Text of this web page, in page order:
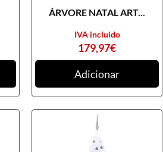
ÁRVORE NATAL ART...
179,97€
IVA incluido
Adicionar